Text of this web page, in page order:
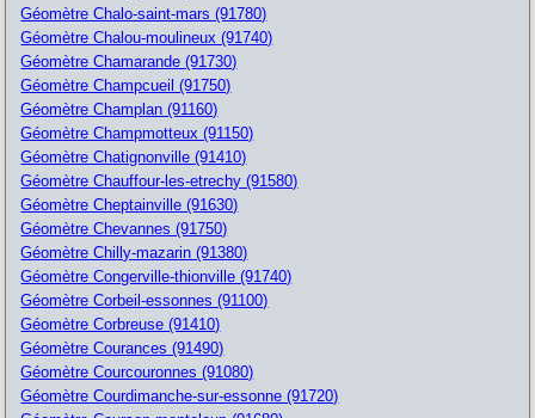
Géomètre Chalo-saint-mars (91780)
Géomètre Chalou-moulineux (91740)
Géomètre Chamarande (91730)
Géomètre Champcueil (91750)
Géomètre Champlan (91160)
Géomètre Champmotteux (91150)
Géomètre Chatignonville (91410)
Géomètre Chauffour-les-etrechy (91580)
Géomètre Cheptainville (91630)
Géomètre Chevannes (91750)
Géomètre Chilly-mazarin (91380)
Géomètre Congerville-thionville (91740)
Géomètre Corbeil-essonnes (91100)
Géomètre Corbreuse (91410)
Géomètre Courances (91490)
Géomètre Courcouronnes (91080)
Géomètre Courdimanche-sur-essonne (91720)